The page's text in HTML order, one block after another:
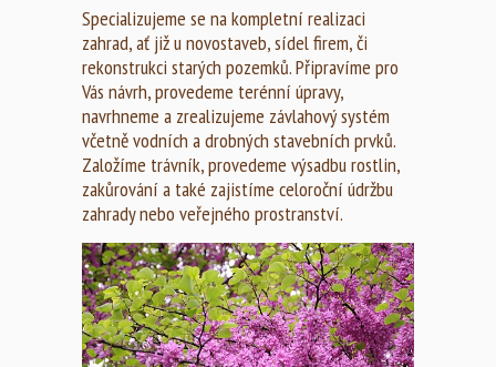
Specializujeme se na kompletní realizaci
zahrad, ať již u novostaveb, sídel firem, či
rekonstrukci starých pozemků. Připravíme pro
Vás návrh, provedeme terénní úpravy,
navrhneme a zrealizujeme závlahový systém
včetně vodních a drobných stavebních prvků.
Založíme trávník, provedeme výsadbu rostlin,
zakůrování a také zajistíme celoroční údržbu
zahrady nebo veřejného prostranství.